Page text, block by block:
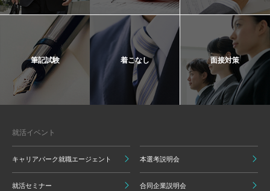
筆記試験 着こなし 面接対策
就活イベント
キャリアパーク就職エージェント 本選考説明会
就活セミナー 合同企業説明会